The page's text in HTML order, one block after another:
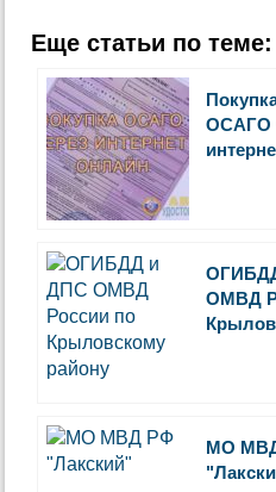
Еще статьи по теме:
ОСАГО
ОМВД
МО